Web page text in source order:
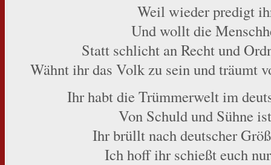
Weil wieder predigt
Und wollt die
Statt schlicht an Recht und
Wähnt ihr das Volk zu sein und träumt
Ihr habt die Trümmerwelt im
Von Schuld und Sühne
Ihr brüllt nach deutscher
Ich hoff ihr schießt euch